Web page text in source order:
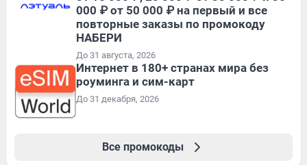
000 ₽ от 50 000 ₽ на первый и все
повторные заказы по промокоду
НАБЕРИ
До 31 августа, 2026
Интернет в 180+ странах мира без
роуминга и сим-карт
До 31 декабря, 2026
Все промокоды